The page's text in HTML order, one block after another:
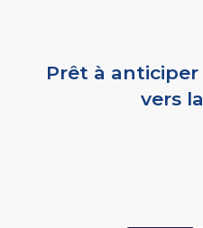
Prêt à
vers